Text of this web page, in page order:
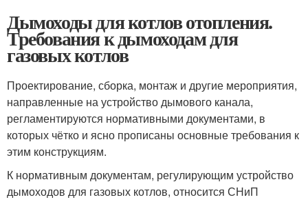
Дымоходы для котлов отопления.
Требования к дымоходам для
газовых котлов
Проектирование, сборка, монтаж и другие мероприятия,
направленные на устройство дымового канала,
регламентируются нормативными документами, в
которых чётко и ясно прописаны основные требования к
этим конструкциям.
К нормативным документам, регулирующим устройство
дымоходов для газовых котлов, относится СНиП